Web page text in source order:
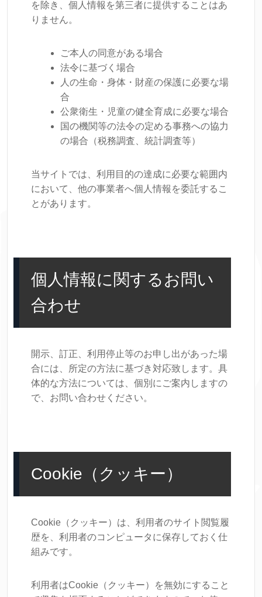
を除き、個人情報を第三者に提供することはあ
りません。
ご本人の同意がある場合
法令に基づく場合
人の生命・身体・財産の保護に必要な場
合
公衆衛生・児童の健全育成に必要な場合
国の機関等の法令の定める事務への協力
の場合（税務調査、統計調査等）
当サイトでは、利用目的の達成に必要な範囲内
において、他の事業者へ個人情報を委託するこ
とがあります。
個人情報に関するお問い
合わせ
開示、訂正、利用停止等のお申し出があった場
合には、所定の方法に基づき対応致します。具
体的な方法については、個別にご案内しますの
で、お問い合わせください。
Cookie（クッキー）
Cookie（クッキー）は、利用者のサイト閲覧履
歴を、利用者のコンピュータに保存しておく仕
組みです。
利用者はCookie（クッキー）を無効にすること